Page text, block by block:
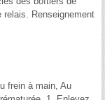
relais. Renseignement
frein à main, Au